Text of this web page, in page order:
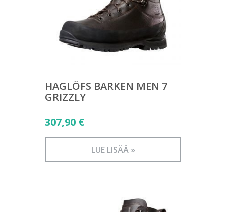
HAGLÖFS BARKEN MEN 7
GRIZZLY
307,90 €
LUE LISÄÄ »